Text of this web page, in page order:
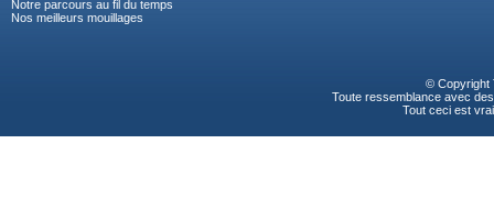
Notre parcours au fil du temps
Nos meilleurs mouillages
© Copyright
Toute ressemblance avec
Tout ceci est